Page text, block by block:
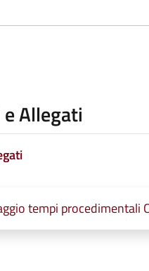
Allegati
tempi procedimentali